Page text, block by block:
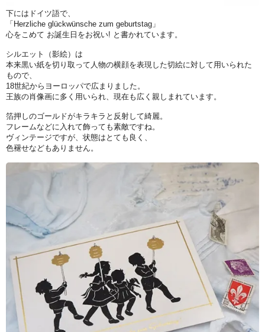
下にはドイツ語で、
「Herzliche glückwünsche zum geburtstag」
心をこめて お誕生日をお祝い! と書かれています。
シルエット（影絵）は
本来黒い紙を切り取って人物の横顔を表現した切絵に対して用いられた
もので、
18世紀からヨーロッパで広まりました。
王族の肖像画に多く用いられ、現在も広く親しまれています。
箔押しのゴールドがキラキラと反射して綺麗。
フレームなどに入れて飾っても素敵ですね。
ヴィンテージですが、状態はとても良く、
色褪せなどもありません。